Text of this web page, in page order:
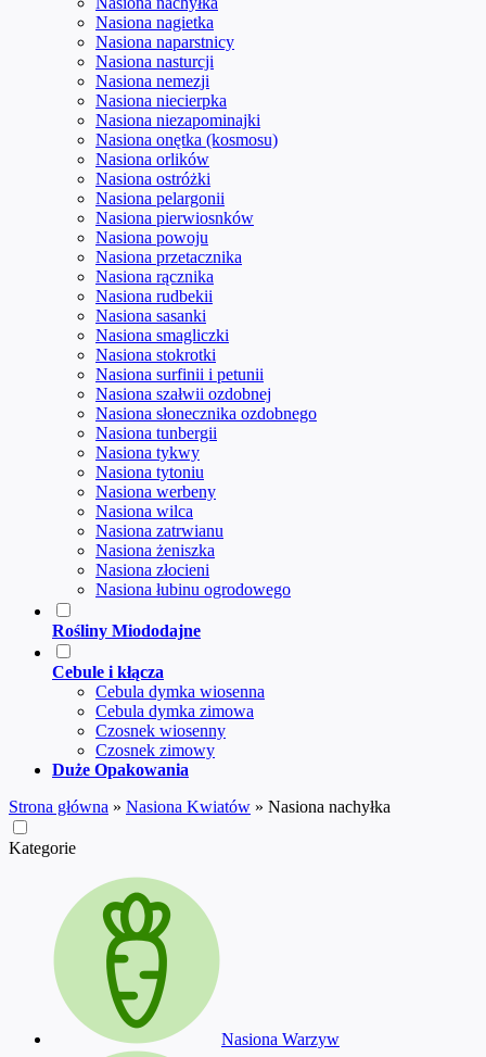
Nasiona nagietka
Nasiona naparstnicy
Nasiona nasturcji
Nasiona nemezji
Nasiona niecierpka
Nasiona niezapominajki
Nasiona onętka (kosmosu)
Nasiona orlików
Nasiona ostróżki
Nasiona pelargonii
Nasiona pierwiosnków
Nasiona powoju
Nasiona przetacznika
Nasiona rącznika
Nasiona rudbekii
Nasiona sasanki
Nasiona smagliczki
Nasiona stokrotki
Nasiona surfinii i petunii
Nasiona szałwii ozdobnej
Nasiona słonecznika ozdobnego
Nasiona tunbergii
Nasiona tykwy
Nasiona tytoniu
Nasiona werbeny
Nasiona wilca
Nasiona zatrwianu
Nasiona żeniszka
Nasiona złocieni
Nasiona łubinu ogrodowego
Rośliny Miododajne
Cebule i kłącza
Cebula dymka wiosenna
Cebula dymka zimowa
Czosnek wiosenny
Czosnek zimowy
Duże Opakowania
Strona główna » Nasiona Kwiatów » Nasiona nachyłka
Kategorie
Nasiona Warzyw